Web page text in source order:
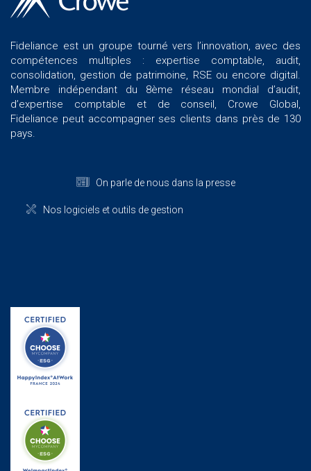
Fideliance est un groupe tourné vers l’innovation, avec des
compétences multiples : expertise comptable, audit,
consolidation, gestion de patrimoine, RSE ou encore digital.
Membre indépendant du 8ème réseau mondial d’audit,
d’expertise comptable et de conseil, Crowe Global,
Fideliance peut accompagner ses clients dans près de 130
pays.
On parle de nous dans la presse
Nos logiciels et outils de gestion